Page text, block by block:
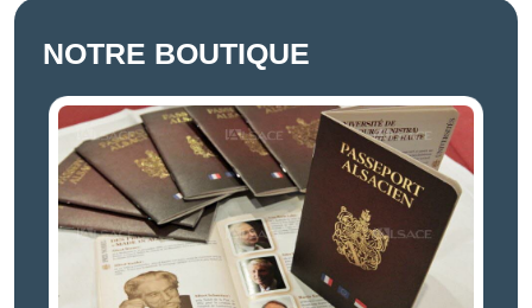
NOTRE BOUTIQUE